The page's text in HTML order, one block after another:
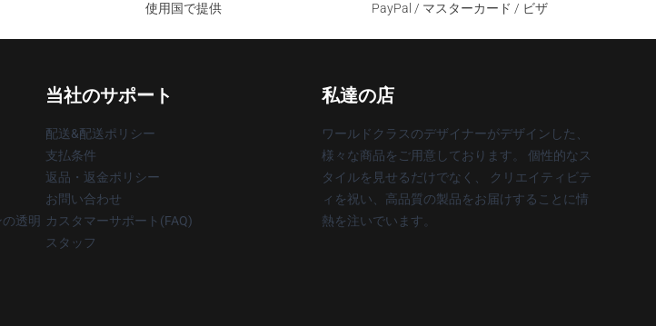
使用国で提供
PayPal / マスターカード / ビザ
透明
当社のサポート
配送&配送ポリシー
支払条件
返品・返金ポリシー
お問い合わせ
カスタマーサポート(FAQ)
スタッフ
私達の店
ワールドクラスのデザイナーがデザインした、
様々な商品をご用意しております。 個性的なス
タイルを見せるだけでなく、 クリエイティビテ
ィを祝い、高品質の製品をお届けすることに情
熱を注いでいます。